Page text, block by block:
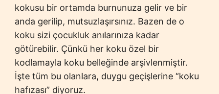
kokusu bir ortamda burnunuza gelir ve bir
anda gerilip, mutsuzlaşırsınız. Bazen de o
koku sizi çocukluk anılarınıza kadar
götürebilir. Çünkü her koku özel bir
kodlamayla koku belleğinde arşivlenmiştir.
İşte tüm bu olanlara, duygu geçişlerine “koku
hafızası” diyoruz.